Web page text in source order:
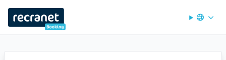
Recranet Booking